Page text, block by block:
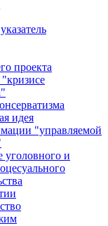
проекта
идея
"управляемой
уголовного и